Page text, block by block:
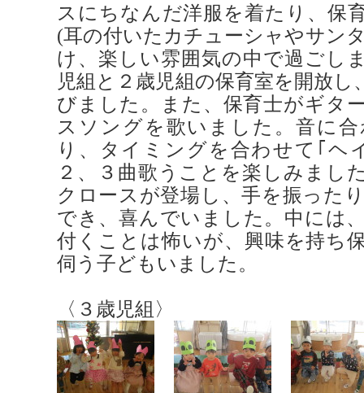
スにちなんだ洋服を着たり、保
(耳の付いたカチューシャやサン
け、楽しい雰囲気の中で過ごし
児組と２歳児組の保育室を開放
びました。また、保育士がギタ
スソングを歌いました。音に
り、タイミングを合わせて｢ヘ
２、３曲歌うことを楽しみまし
クロースが登場し、手を振った
でき、喜んでいました。中には
付くことは怖いが、興味を持ち
伺う子どもいました。
〈３歳児組〉